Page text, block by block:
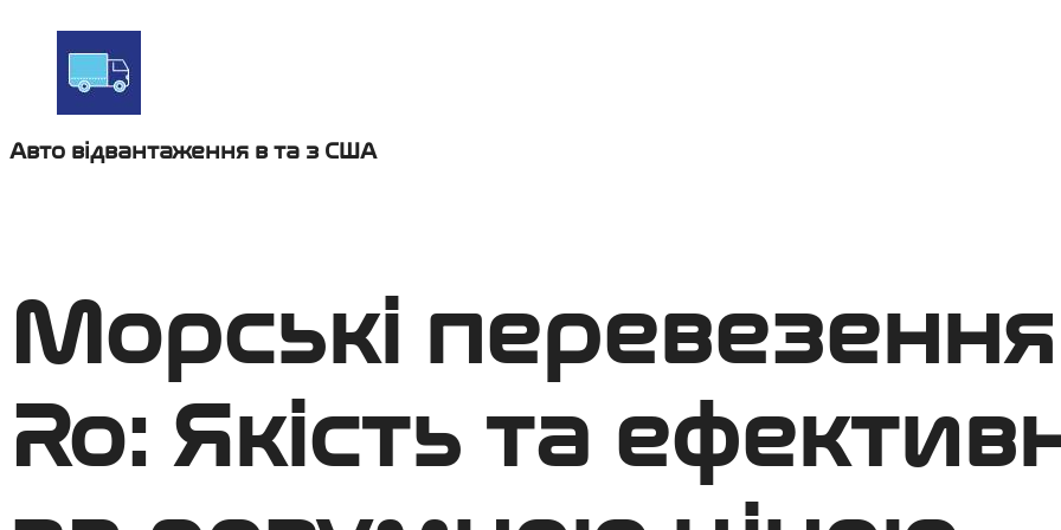
Авто відвантаження в та з США
Морські
Ro: Якість та